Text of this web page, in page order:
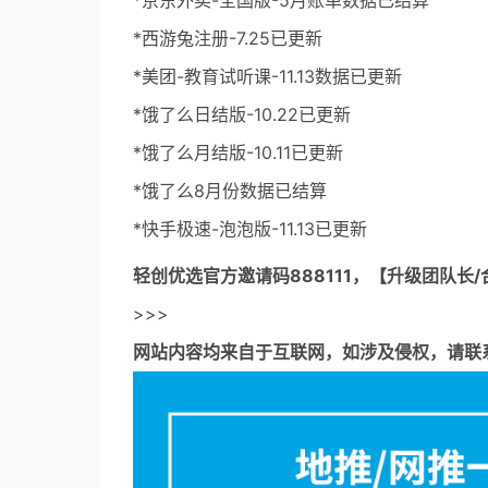
*西游兔注册-7.25已更新
*美团-教育试听课-11.13数据已更新
*饿了么日结版-10.22已更新
*饿了么月结版-10.11已更新
*饿了么8月份数据已结算
*快手极速-泡泡版-11.13已更新
轻创优选官方邀请码888111，【升级团队长
>>>
网站内容均来自于互联网，如涉及侵权，请